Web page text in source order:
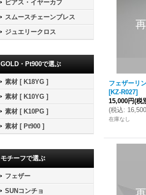
ピアス・イヤーカフ
スムースチェーンブレス
ジュエリークロス
GOLD・Pt900で選ぶ
素材 [ K18YG ]
素材 [ K10YG ]
素材 [ K10PG ]
素材 [ Pt900 ]
モチーフで選ぶ
フェザー
SUNコンチョ
フェザーリ
[KZ-R027]
15,000円(税
(税込:
在庫なし